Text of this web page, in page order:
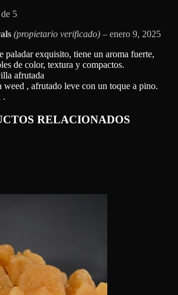
de 5
(propietario verificado) – enero 9, 2025
paladar exquisito, tiene un aroma fuerte,
de color, textura y compactos.
afrutada
weed , afrutado leve con un toque a pino.
.
RELACIONADOS